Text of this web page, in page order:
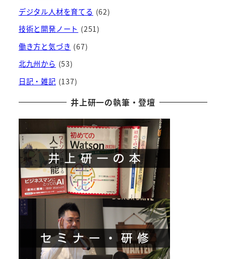
デジタル人材を育てる (62)
技術と開発ノート (251)
働き方と気づき (67)
北九州から (53)
日記・雑記 (137)
井上研一の執筆・登壇